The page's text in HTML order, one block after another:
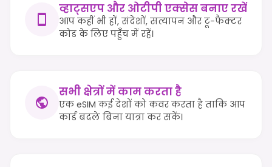
व्हाट्सएप और ओटीपी एक्सेस बनाए रखें
आप कहीं भी हों, संदेशों, सत्यापन और टू-फैक्टर
कोड के लिए पहुँच में रहें।
सभी क्षेत्रों में काम करता है
एक eSIM कई देशों को कवर करता है ताकि आप
कार्ड बदले बिना यात्रा कर सकें।